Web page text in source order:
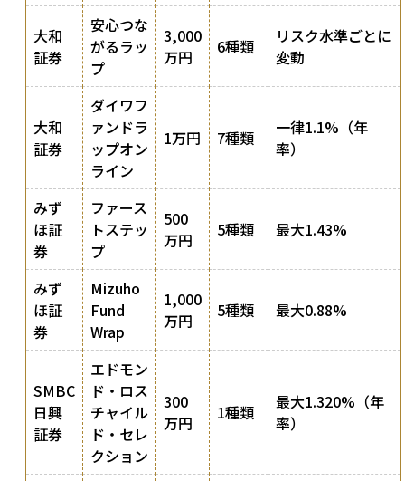
大和
証券
安心つな
がるラッ
プ
3,000
万円
6種類
リスク水準ごとに
変動
大和
証券
ダイワフ
ァンドラ
ップオン
ライン
1万円 7種類
一律1.1%（年
率）
みず
ほ証
券
ファース
トステッ
プ
500
万円
5種類 最大1.43%
みず
ほ証
券
Mizuho
Fund
Wrap
1,000
万円
5種類 最大0.88%
SMBC
日興
証券
エドモン
ド・ロス
チャイル
ド・セレ
クション
300
万円
1種類
最大1.320%（年
率）